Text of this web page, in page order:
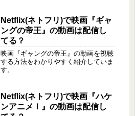
Netflix(ネトフリ)で映画『ギャ
ングの帝王』の動画は配信し
てる？
映画『ギャングの帝王』の動画を視聴
する方法をわかりやすく紹介していま
す。
Netflix(ネトフリ)で映画『ハケ
ンアニメ！』の動画は配信し